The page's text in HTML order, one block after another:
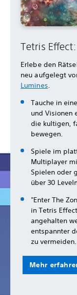
Tetris
Erlebe den
neu aufgelegt
Lumines.
Tauche in
und Visionen
die kultigen,
bewegen.
Spiele im
Multiplayer
Spielen oder
über 30
"Enter The
in Tetris
angehalten
entspannter
zu vermeiden.
Mehr